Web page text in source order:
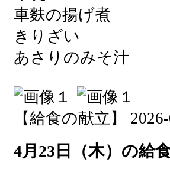
車麩の揚げ煮
きりざい
あさりのみそ汁
【給食の献立】
4月23日（木）の給